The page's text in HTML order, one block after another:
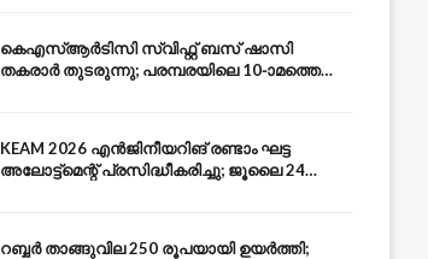
കെഎസ്ആർടിസി സ്വിഫ്റ്റ് ബസ് ഷാസി
തകരാർ തുടരുന്നു; പരമ്പരയിലെ 10-ാമത്തെ
KEAM 2026 എൻജിനീയറിങ് രണ്ടാം ഘട്ട
അലോട്ട്മെന്റ് പ്രസിദ്ധീകരിച്ചു; ജൂലൈ 24
റബ്ബർ താങ്ങുവില 250 രൂപയായി ഉയർത്തി;